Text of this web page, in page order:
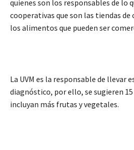
quienes son los responsables de lo
cooperativas que son las tiendas
los alimentos que pueden ser
La UVM es la responsable de llevar
diagnóstico, por ello, se sugieren 15
incluyan más frutas y vegetales.